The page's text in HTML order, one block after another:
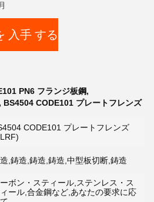
入手 する
PN6 フランジ板鋼,
, BS4504 CODE101 プレートフレンズ
CODE101 プレートフレンズ
,鋳造,鋳造,鋳造,中型板切断,鋳造
ボン・スティール,ステンレス・ス
ール,合金鋼など,あなたの要求に応